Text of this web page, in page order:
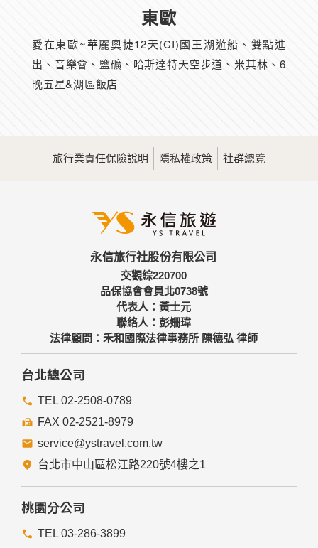
東歐
愛在東歐~華麗奧捷12天(CI)國王湖遊船、雙點進
出、音樂會、鹽礦、哈斯達特天空步道、米其林、6
晚五星&湖區飯店
旅行業責任保險說明 隱私權政策 社群總覽
永信旅行社股份有限公司
交觀綜220700
品保協會會員北0738號
代表人：黃士元
聯絡人：彭姍瑋
法律顧問：禾和國際法律事務所 陳德弘 律師
台北總公司
TEL 02-2508-0789
FAX 02-2521-8979
service@ystravel.com.tw
台北市中山區松江路220號4樓之1
桃園分公司
TEL 03-286-3899